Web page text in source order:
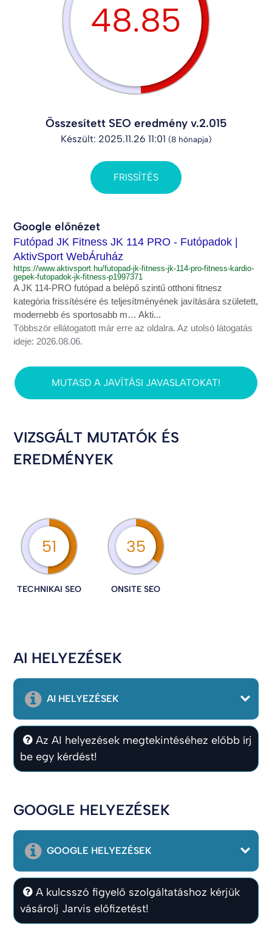
48.85
Összesített SEO eredmény v.2.015
Készült: 2025.11.26 11:01 (8 hónapja)
FRISSÍTÉS
Google előnézet
Futópad JK Fitness JK 114 PRO - Futópadok |
AktivSport WebÁruház
https://www.aktivsport.hu/futopad-jk-fitness-jk-114-pro-fitness-kardio-
gepek-futopadok-jk-fitness-p1997371
A JK 114-PRO futópad a belépő szintű otthoni fitnesz
kategória frissítésére és teljesítményének javítására született,
modernebb és sportosabb m… Akti...
Többször ellátogatott már erre az oldalra. Az utolsó látogatás
ideje: 2026.08.06.
MUTASD A JAVÍTÁSI JAVASLATOKAT!
VIZSGÁLT MUTATÓK ÉS
EREDMÉNYEK
51
TECHNIKAI SEO
35
ONSITE SEO
AI HELYEZÉSEK
AI HELYEZÉSEK
Az AI helyezések megtekintéséhez előbb írj
be egy kérdést!
GOOGLE HELYEZÉSEK
GOOGLE HELYEZÉSEK
A kulcsszó figyelő szolgáltatáshoz kérjük
vásárolj Jarvis előfizetést!